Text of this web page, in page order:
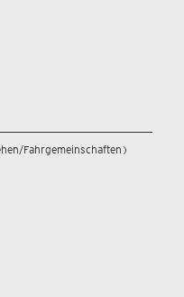
Fahrgemeinschaften)